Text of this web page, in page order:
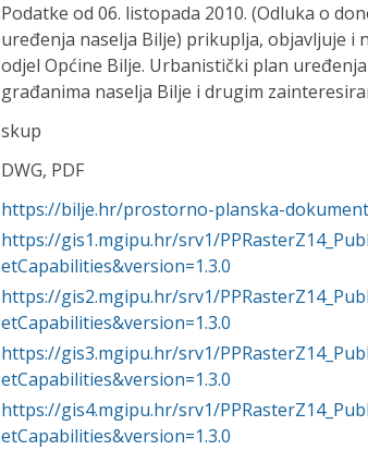
Podatke od 06. listopada 2010. (Odluka o
uređenja naselja Bilje) prikuplja, objavljuje i
odjel Općine Bilje. Urbanistički plan
građanima naselja Bilje i drugim
skup
DWG, PDF
https://bilje.hr/prostorno-planska-
https://gis1.mgipu.hr/srv1/
etCapabilities&version=1.3.0
https://gis2.mgipu.hr/srv1/
etCapabilities&version=1.3.0
https://gis3.mgipu.hr/srv1/
etCapabilities&version=1.3.0
https://gis4.mgipu.hr/srv1/
etCapabilities&version=1.3.0